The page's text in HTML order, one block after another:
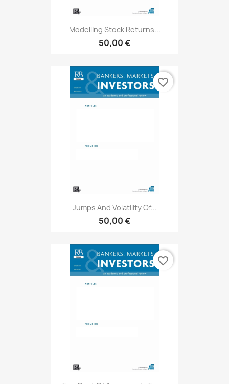
Modelling Stock Returns...
50,00 €
Jumps And Volatility Of...
50,00 €
favorite_border
favorite_border